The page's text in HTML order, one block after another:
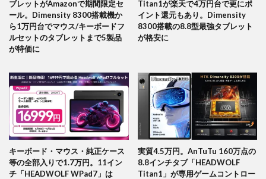
ブレットがAmazonで期間限定セ
ール。Dimensity 8300搭載機か
ら1万円台でマウス/キーボードフ
ルセットのタブレットまで5製品
が特価に
Titan1が楽天で4万円台で更にポ
イント還元もあり。Dimensity
8300搭載の8.8型最強タブレット
が格安に
キーボード・マウス・純正ケース
等の全部入りで1.7万円。11イン
チ「HEADWOLF WPad7」は
実質4.5万円。AnTuTu 160万点の
8.8インチタブ「HEADWOLF
Titan1」が専用ゲームコントロー